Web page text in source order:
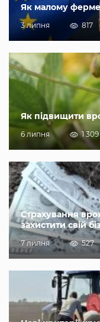
Як малому
3 липня 817
Як підвищити
6 липня 1 309
Страхування
захистити свій
7 липня 527